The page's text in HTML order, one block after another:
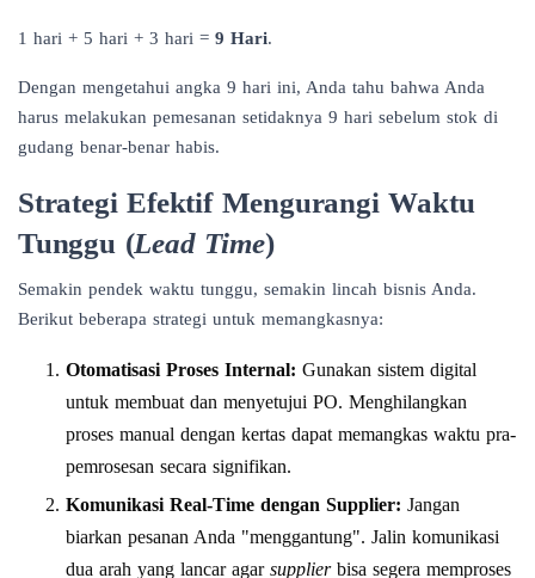
1 hari + 5 hari + 3 hari = 9 Hari.
Dengan mengetahui angka 9 hari ini, Anda tahu bahwa Anda
harus melakukan pemesanan setidaknya 9 hari sebelum stok di
gudang benar-benar habis.
Strategi Efektif Mengurangi Waktu
Tunggu (Lead Time)
Semakin pendek waktu tunggu, semakin lincah bisnis Anda.
Berikut beberapa strategi untuk memangkasnya:
Otomatisasi Proses Internal: Gunakan sistem digital
untuk membuat dan menyetujui PO. Menghilangkan
proses manual dengan kertas dapat memangkas waktu pra-
pemrosesan secara signifikan.
Komunikasi Real-Time dengan Supplier: Jangan
biarkan pesanan Anda "menggantung". Jalin komunikasi
dua arah yang lancar agar supplierbisa segera memproses